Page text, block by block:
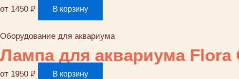
от 1450 ₽ В корзину
Оборудование для аквариума
Лампа для аквариума Flora
от 1950 ₽ В корзину